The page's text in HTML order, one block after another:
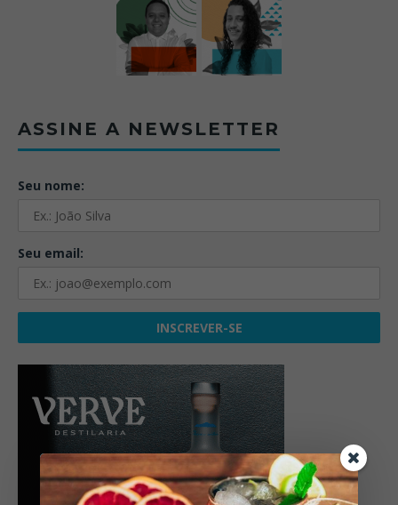
ASSINE A NEWSLETTER
Seu nome:
Seu email: